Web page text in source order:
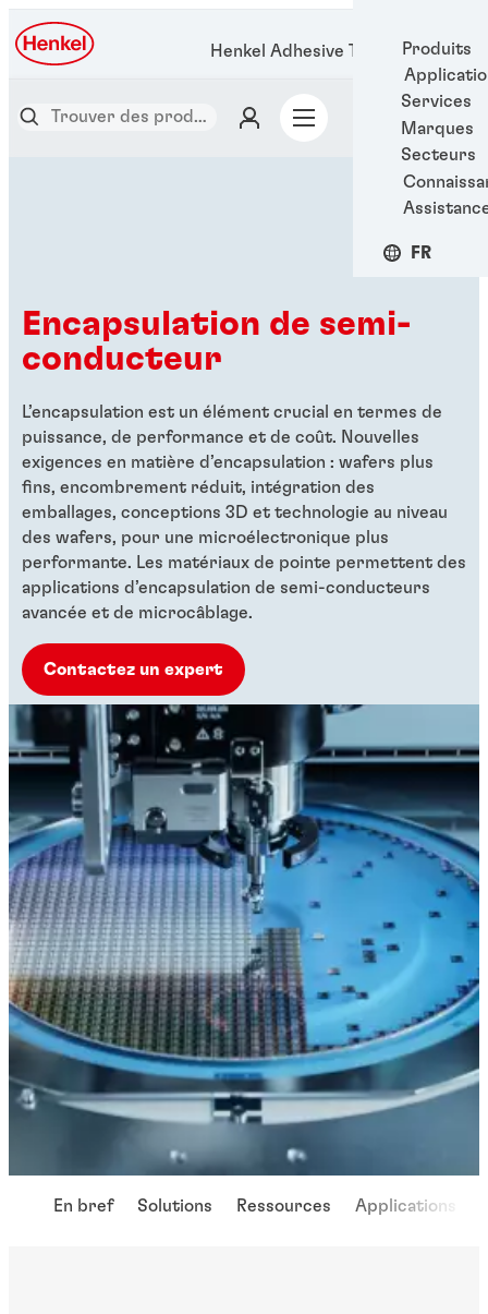
Produits
Services
Marques
Secteurs
FR
Henkel Adhesive Technologies
Encapsulation de semi-
conducteur
L’encapsulation est un élément crucial en termes de
puissance, de performance et de coût. Nouvelles
exigences en matière d’encapsulation : wafers plus
fins, encombrement réduit, intégration des
emballages, conceptions 3D et technologie au niveau
des wafers, pour une microélectronique plus
performante. Les matériaux de pointe permettent des
applications d’encapsulation de semi-conducteurs
avancée et de microcâblage.
Contactez un expert
En bref Solutions Ressources Applications